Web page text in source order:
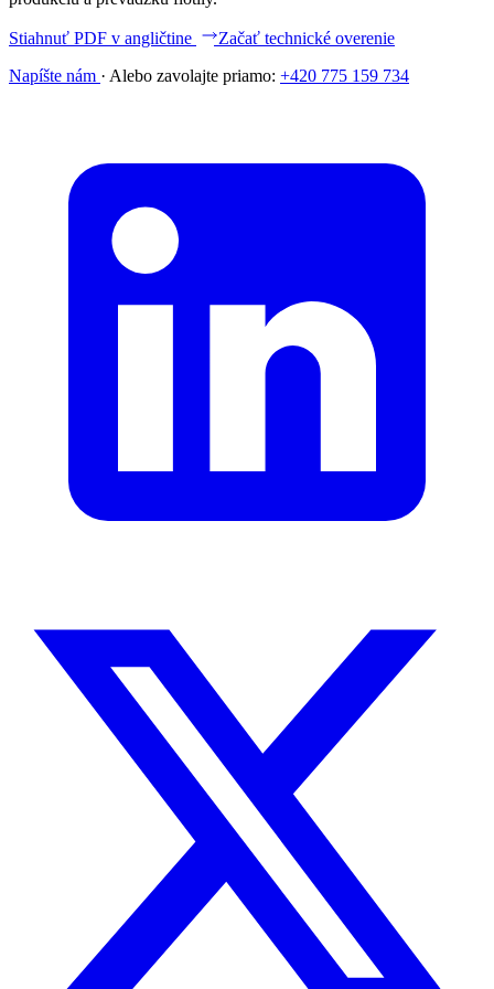
Stiahnuť PDF v angličtine
Začať technické overenie
Napíšte nám · Alebo zavolajte priamo: +420 775 159 734